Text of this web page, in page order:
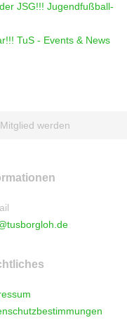
JSG!!! Jugendfußball-
TuS - Events & News
Mitglied werden